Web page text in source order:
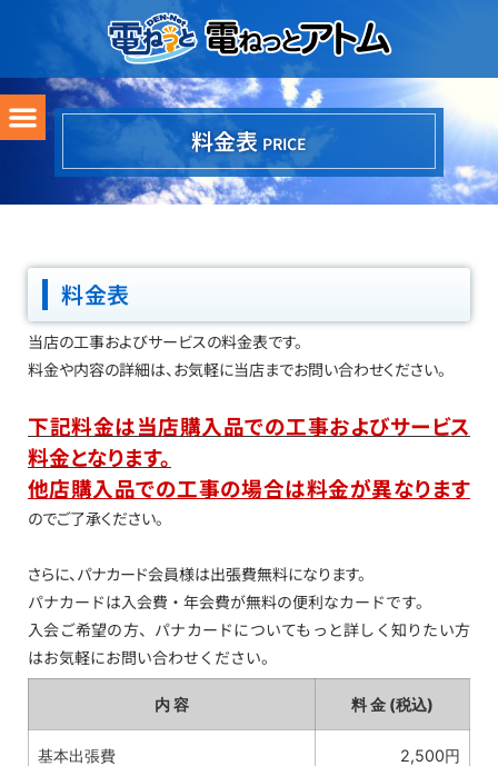
料金表 PRICE
料金表
当店の工事およびサービスの料金表です。
料金や内容の詳細は、お気軽に当店までお問い合わせください。
下記料金は当店購入品での工事およびサービス
料金となります。
他店購入品での工事の場合は料金が異なります
のでご了承ください。
さらに、パナカード会員様は出張費無料になります。
パナカードは入会費・年会費が無料の便利なカードです。
入会ご希望の方、パナカードについてもっと詳しく知りたい方
はお気軽にお問い合わせください。
内 容 料 金 (税込)
基本出張費 2,500円